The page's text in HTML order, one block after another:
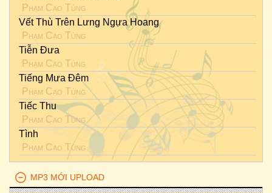
Phạm Cao Tùng
Vết Thù Trên Lưng Ngựa Hoang
Phạm Cao Tùng
Tiễn Đưa
Phạm Cao Tùng
Tiếng Mưa Đêm
Phạm Cao Tùng
Tiếc Thu
Phạm Cao Tùng
Tình
Phạm Cao Tùng
MP3 MỚI UPLOAD